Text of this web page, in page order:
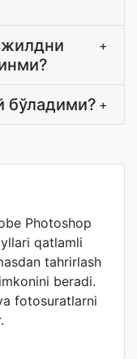
жилдни
+
бўладими? +
Photoshop
qatlamli
tahrirlash
beradi.
fotosuratlarni